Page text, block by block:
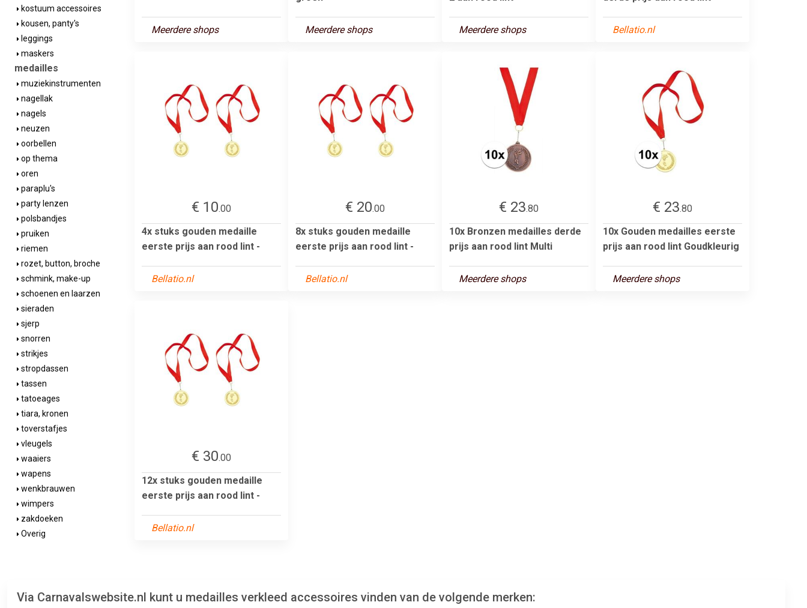
kostuum accessoires
kousen, panty's
leggings
maskers
medailles
muziekinstrumenten
nagellak
nagels
neuzen
oorbellen
op thema
oren
paraplu's
party lenzen
polsbandjes
pruiken
riemen
rozet, button, broche
schmink, make-up
schoenen en laarzen
sieraden
sjerp
snorren
strikjes
stropdassen
tassen
tatoeages
tiara, kronen
toverstafjes
vleugels
waaiers
wapens
wenkbrauwen
wimpers
zakdoeken
Overig
Meerdere shops Meerdere shops Meerdere shops Bellatio.nl
€ 10.00
4x stuks gouden medaille
eerste prijs aan rood lint -
Bellatio.nl
€ 20.00
8x stuks gouden medaille
eerste prijs aan rood lint -
Bellatio.nl
€ 23.80
10x Bronzen medailles derde
prijs aan rood lint Multi
Meerdere shops
€ 23.80
10x Gouden medailles eerste
prijs aan rood lint Goudkleurig
Meerdere shops
€ 30.00
12x stuks gouden medaille
eerste prijs aan rood lint -
Bellatio.nl
Via Carnavalswebsite.nl kunt u medailles verkleed accessoires vinden van de volgende merken: